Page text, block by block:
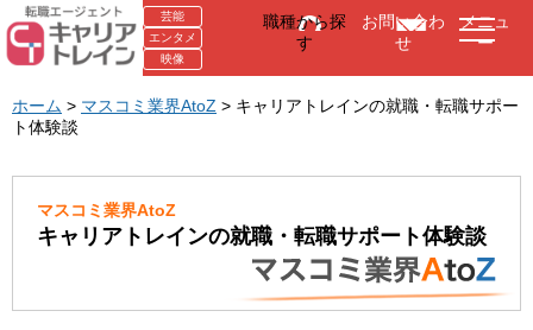
芸能
エンタメ
映像
職種から探
す
お問い合わ
せ
メニュ
ー
ホーム > マスコミ業界AtoZ > キャリアトレインの就職・転職サポー
ト体験談
マスコミ業界AtoZ
キャリアトレインの就職・転職サポート体験談